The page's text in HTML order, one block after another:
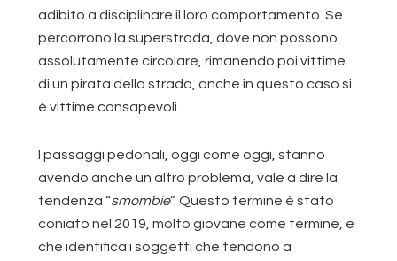
adibito a disciplinare il loro comportamento. Se
percorrono la superstrada, dove non possono
assolutamente circolare, rimanendo poi vittime
di un pirata della strada, anche in questo caso si
è vittime consapevoli.
I passaggi pedonali, oggi come oggi, stanno
avendo anche un altro problema, vale a dire la
tendenza “smombie”. Questo termine è stato
coniato nel 2019, molto giovane come termine, e
che identifica i soggetti che tendono a